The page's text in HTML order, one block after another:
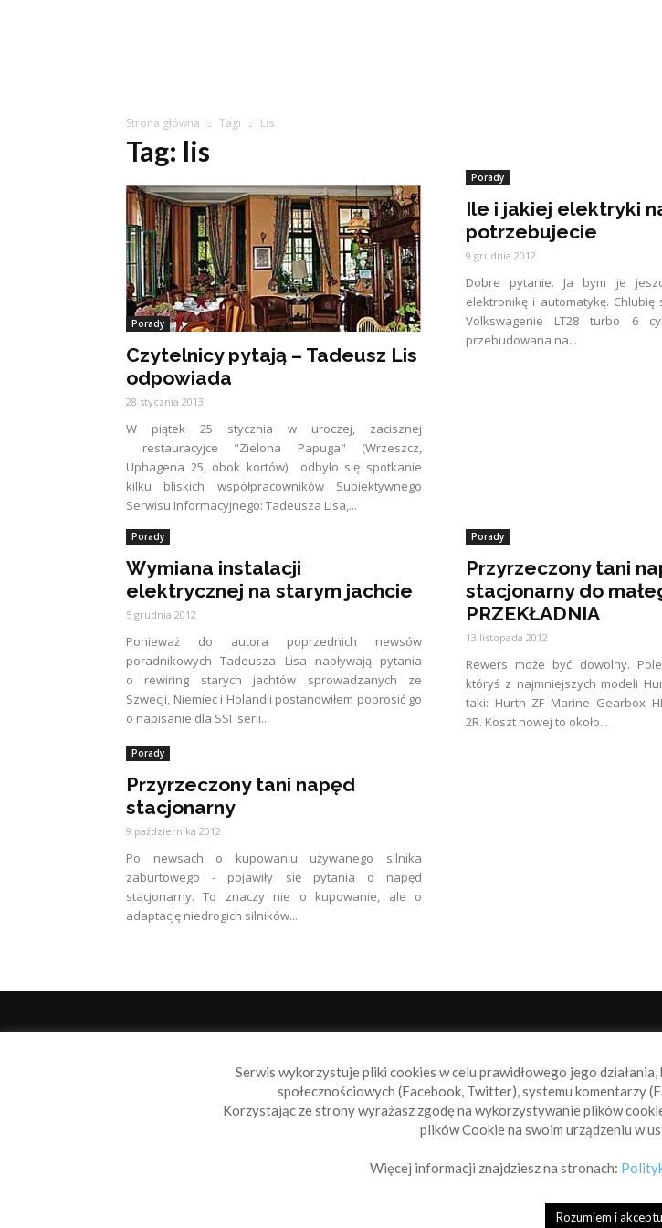
Strona główna Tagi Lis
Tag: lis
Porady
Czytelnicy pytają – Tadeusz Lis
odpowiada
28 stycznia 2013
W piątek 25 stycznia w uroczej, zacisznej
restauracyjce "Zielona Papuga" (Wrzeszcz,
Uphagena 25, obok kortów) odbyło się spotkanie
kilku bliskich współpracowników Subiektywnego
Serwisu Informacyjnego: Tadeusza Lisa,...
Porady
Ile i jakiej elektryki
potrzebujecie
9 grudnia 2012
Dobre pytanie. Ja bym je
elektronikę i automatykę. Chlubię
Volkswagenie LT28 turbo 6
przebudowana na...
Porady
Wymiana instalacji
elektrycznej na starym jachcie
5 grudnia 2012
Ponieważ do autora poprzednich newsów
poradnikowych Tadeusza Lisa napływają pytania
o rewiring starych jachtów sprowadzanych ze
Szwecji, Niemiec i Holandii postanowiłem poprosić go
o napisanie dla SSI serii...
Porady
Przyrzeczony tani
stacjonarny do
PRZEKŁADNIA
13 listopada 2012
Rewers może być dowolny.
któryś z najmniejszych modeli
taki: Hurth ZF Marine Gearbox
2R. Koszt nowej to około...
Porady
Przyrzeczony tani napęd
stacjonarny
9 października 2012
Po newsach o kupowaniu używanego silnika
zaburtowego - pojawiły się pytania o napęd
stacjonarny. To znaczy nie o kupowanie, ale o
adaptację niedrogich silników...
Sailbook.pl to miejsce dla wszystkich, którzy
wiadomości ze świata żeglarstwa, świata
nie tylko.
Skontaktuj się z nami:info@sailbook.pl
Serwis wykorzystuje pliki cookies w celu prawidłowego jego
społecznościowych (Facebook, Twitter), systemu komentarzy
Korzystając ze strony wyrażasz zgodę na wykorzystywanie plików
plików Cookie na swoim urządzeniu w
Więcej informacji znajdziesz na stronach:
Rozumiem i